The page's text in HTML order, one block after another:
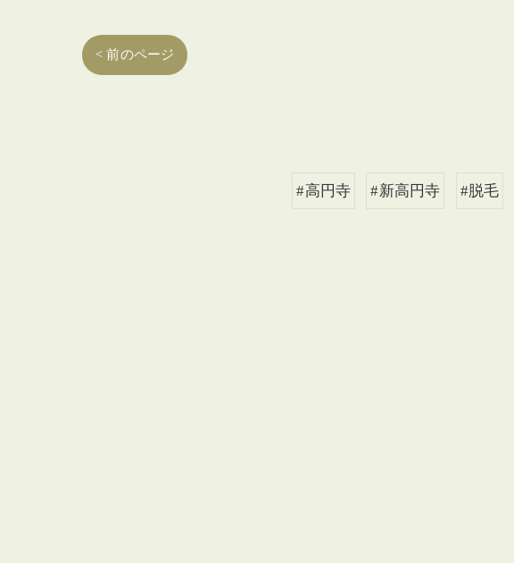
< 前のページ
#高円寺 #新高円寺 #脱毛